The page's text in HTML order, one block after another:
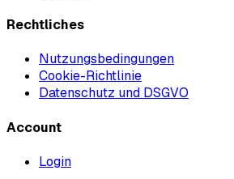
Rechtliches
Nutzungsbedingungen
Cookie-Richtlinie
Datenschutz und DSGVO
Account
Login